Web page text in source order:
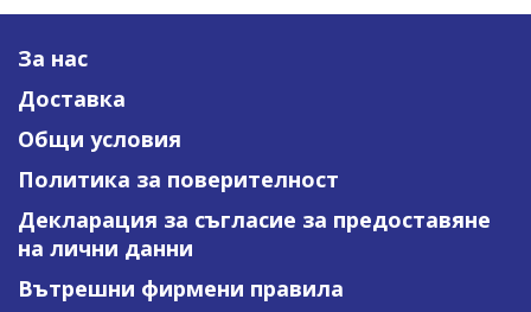
За нас
Доставка
Общи условия
Политика за поверителност
Декларация за съгласие за предоставяне
на лични данни
Вътрешни фирмени правила